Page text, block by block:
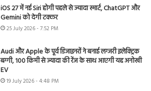
iOS 27 में नई Siri होगी पहले से ज्यादा स्मार्ट, ChatGPT और
Gemini को देगी टक्कर
25 July 2026 - 7:52 PM
Audi और Apple के पूर्व डिजाइनरों ने बनाई लग्जरी इलेक्ट्रिक
बग्गी, 100 किमी से ज्यादा की रेंज के साथ आएगी यह अनोखी
EV
19 July 2026 - 4:48 PM